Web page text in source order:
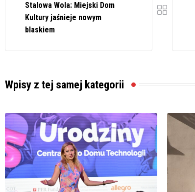
Stalowa Wola: Miejski Dom
Kultury jaśnieje nowym
blaskiem
Wpisy z tej samej kategorii